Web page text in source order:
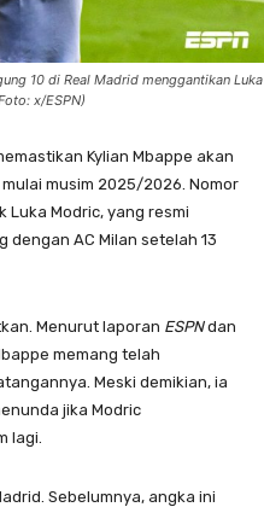
10 di Real Madrid menggantikan Luka
x/ESPN)
Kylian Mbappe akan
musim 2025/2026. Nomor
Luka Modric, yang resmi
AC Milan setelah 13
Menurut laporan ESPNdan
memang telah
Meski demikian, ia
jika Modric
lagi.
Sebelumnya, angka ini